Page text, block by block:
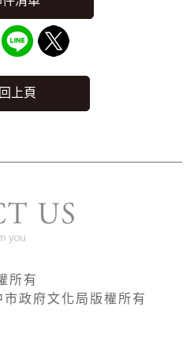
回上頁
所有
政府文化局版權所有